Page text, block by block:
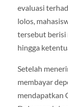
evaluasi
lolos,
tersebut berisi
hingga
Setelah
membayar
mendapatkan